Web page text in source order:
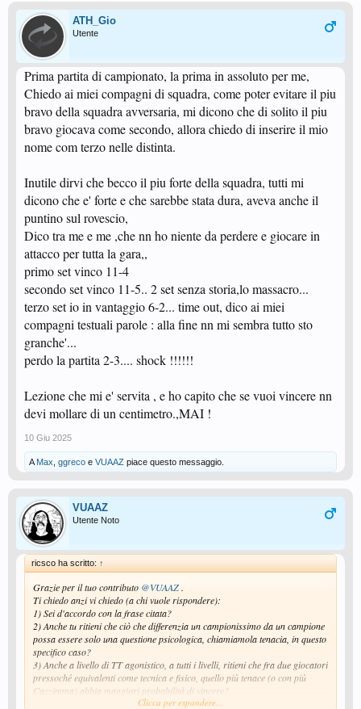
ATH_Gio
Utente
Prima partita di campionato, la prima in assoluto per me,
Chiedo ai miei compagni di squadra, come poter evitare il piu
bravo della squadra avversaria, mi dicono che di solito il piu
bravo giocava come secondo, allora chiedo di inserire il mio
nome com terzo nelle distinta.
Inutile dirvi che becco il piu forte della squadra, tutti mi
dicono che e' forte e che sarebbe stata dura, aveva anche il
puntino sul rovescio,
Dico tra me e me ,che nn ho niente da perdere e giocare in
attacco per tutta la gara,,
primo set vinco 11-4
secondo set vinco 11-5.. 2 set senza storia,lo massacro...
terzo set io in vantaggio 6-2... time out, dico ai miei
compagni testuali parole : alla fine nn mi sembra tutto sto
granche'...
perdo la partita 2-3.... shock !!!!!!
Lezione che mi e' servita , e ho capito che se vuoi vincere nn
devi mollare di un centimetro.,MAI !
10 Giu 2025
A Max ggreco e VUAAZ piace questo messaggio.
VUAAZ
Utente Noto
ricsco ha scritto: ↑
Grazie per il tuo contributo @VUAAZ.
Ti chiedo anzi vi chiedo (a chi vuole rispondere):
1) Sei d'accordo con la frase citata?
2) Anche tu ritieni che ciò che differenzia un campionissimo da un campione
possa essere solo una questione psicologica, chiamiamola tenacia, in questo
specifico caso?
3) Anche a livello di TT agonistico, a tutti i livelli, ritieni che fra due giocatori
pressoché equivalenti come tecnica e fisico, quello più tenace (o con più
Cazzimma) abbia maggiori probabilità di vincere?
Clicca per espandere...